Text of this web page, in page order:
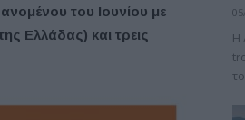
του Ιουνίου με
Ελλάδας) και τρεις
Η